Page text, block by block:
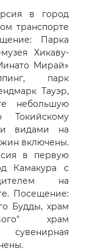
в город
транспорте
Парка
музея Хикаву-
Мирай»
парк
Тауэр,
небольшую
Токийскому
видами на
включены.
в первую
Камакура с
на
Посещение:
Будды, храм
храм